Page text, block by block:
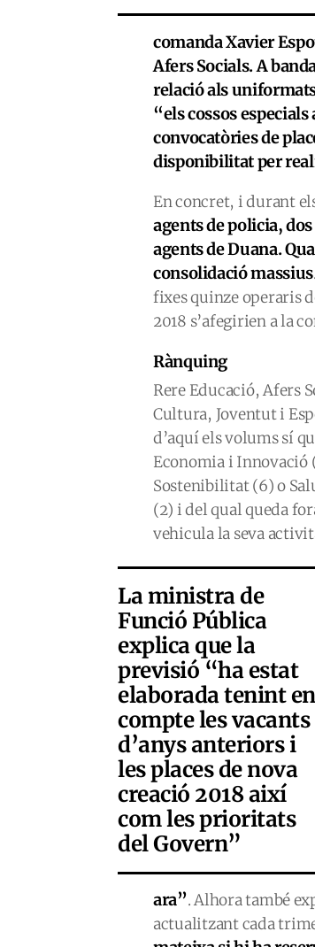
comanda Xavier
Afers Socials. A
relació als
“els cossos
convocatòries de
disponibilitat per
En concret, i durant
agents de policia,
agents de Duana.
consolidació massius
fixes quinze operaris
2018 s’afegirien a la
Rànquing
Rere Educació, Afers
Cultura, Joventut i
d’aquí els volums sí
Economia i
Sostenibilitat (6) o
(2) i del qual queda
vehicula la seva
La ministra de
Funció Pública
explica que la
previsió “ha estat
elaborada tenint en
compte les vacants
d’anys anteriors i
les places de nova
creació 2018 així
com les prioritats
del Govern”
ara”. Alhora també
actualitzant cada